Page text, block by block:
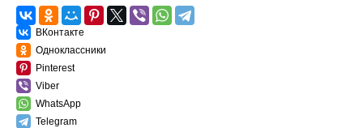
ВКонтакте
Одноклассники
Pinterest
Viber
WhatsApp
Telegram